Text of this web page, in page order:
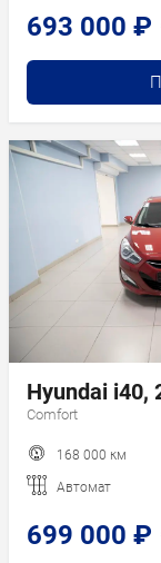
693 000 ₽
Hyundai i40,
Comfort
168 000 км
Автомат
699 000 ₽